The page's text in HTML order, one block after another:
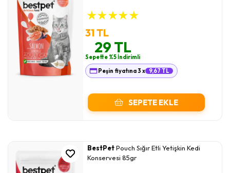
★★★★★
31 TL
29 TL
Sepette %5 İndirimli
Peşin fiyatına 3 x
9,67 TL
SEPETE EKLE
BestPetPouch Sığır Etli Yetişkin Kedi
Konservesi 85gr